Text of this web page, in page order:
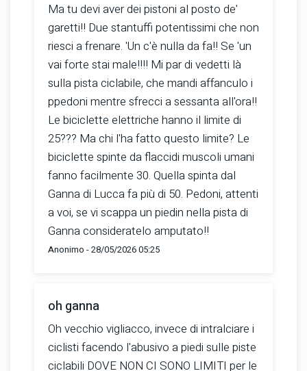
Ma tu devi aver dei pistoni al posto de'
garetti!! Due stantuffi potentissimi che non
riesci a frenare. 'Un c'è nulla da fa!! Se 'un
vai forte stai male!!!! Mi par di vedetti là
sulla pista ciclabile, che mandi affanculo i
ppedoni mentre sfrecci a sessanta all'ora!!
Le biciclette elettriche hanno il limite di
25??? Ma chi l'ha fatto questo limite? Le
biciclette spinte da flaccidi muscoli umani
fanno facilmente 30. Quella spinta dal
Ganna di Lucca fa più di 50. Pedoni, attenti
a voi, se vi scappa un piedin nella pista di
Ganna consideratelo amputato!!
Anonimo - 28/05/2026 05:25
oh ganna
Oh vecchio vigliacco, invece di intralciare i
ciclisti facendo l'abusivo a piedi sulle piste
ciclabili DOVE NON CI SONO LIMITI per le